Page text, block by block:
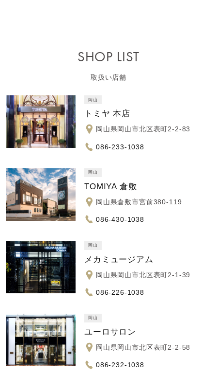
SHOP LIST
取扱い店舗
岡山
トミヤ 本店
岡山県岡山市北区表町2-2-83
086-233-1038
岡山
TOMIYA 倉敷
岡山県倉敷市宮前380-119
086-430-1038
岡山
メカミュージアム
岡山県岡山市北区表町2-1-39
086-226-1038
岡山
ユーロサロン
岡山県岡山市北区表町2-2-58
086-232-1038